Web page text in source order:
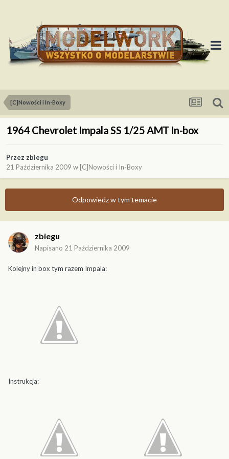
[C]Nowości i In-Boxy
1964 Chevrolet Impala SS 1/25 AMT In-box
Przez zbiegu
21 Października 2009 w [C]Nowości i In-Boxy
Odpowiedz w tym temacie
zbiegu
Napisano 21 Października 2009
Kolejny in box tym razem Impala:
Instrukcja: